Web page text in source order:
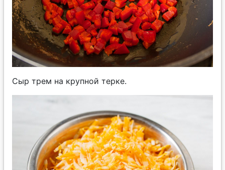
Сыр трем на крупной терке.